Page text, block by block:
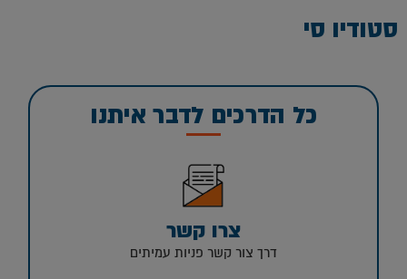
סטודיו סי
כל הדרכים לדבר איתנו
צרו קשר
דרך צור קשר פניות עמיתים